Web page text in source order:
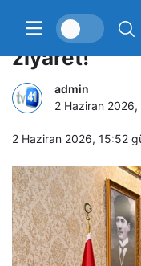
TSSF
ziyaret!
admin
2 Haziran 2026,
2 Haziran 2026, 15:52